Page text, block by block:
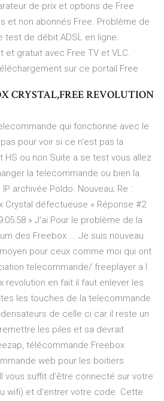
de prix et options de Free
et non abonnés Free. Problème de
test de débit ADSL en ligne.
et gratuit avec Free TV et VLC.
sur ce portail Free
CRYSTAL,FREE REVOLUTION
qui fonctionne avec le
pour voir si ce n'est pas la
HS ou non Suite a se test vous allez
la telecommande ou bien la
archivée Poldo. Nouveau; Re :
Crystal défectueuse « Réponse #2
» J'ai Pour le problème de la
des Freebox ... Je suis nouveau
pour ceux comme moi qui ont
telecommande/ freeplayer a l
revolution en fait il faut enlever les
les touches de la telecommande
de celle ci car il reste un
les piles et sa devrait
télécommande Freebox
web pour les boitiers
vous suffit d'être connecté sur votre
wifi) et d'entrer votre code. Cette